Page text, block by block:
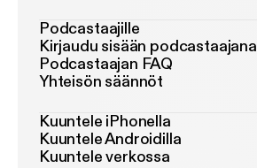
Podcastaajille
Kirjaudu sisään podcastaajana
Podcastaajan FAQ
Yhteisön säännöt
Kuuntele iPhonella
Kuuntele Androidilla
Kuuntele verkossa